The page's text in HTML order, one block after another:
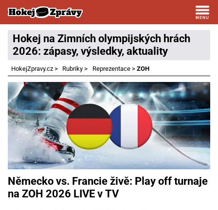
Hokej na Zimních olympijských hrách
2026: zápasy, výsledky, aktuality
HokejZpravy.cz > Rubriky > Reprezentace > ZOH
Německo vs. Francie živě: Play off turnaje
na ZOH 2026 LIVE v TV